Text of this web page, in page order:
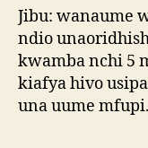
Jibu: wanaume
ndio
kwamba nchi 5
kiafya hivo
una uume mfupi.